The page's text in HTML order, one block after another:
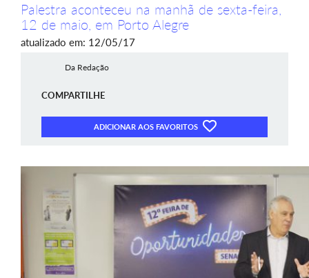
Palestra aconteceu na manhã de sexta-feira,
12 de maio, em Porto Alegre
atualizado em: 12/05/17
Da Redação
COMPARTILHE
ADICIONAR AOS FAVORITOS